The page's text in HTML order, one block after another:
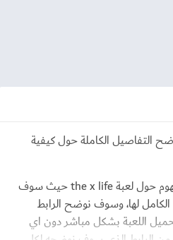
التفاصيل الكاملة حول كيفية
في هذا المقال سوف نوضح المفهوم حول لعبة the x life حيث سوف
لها، وسوف نوضح الرابط
اللعبة بشكل مباشر دون اي